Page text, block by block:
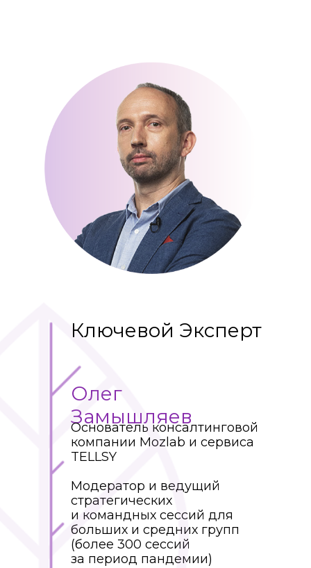
Олег
Замышляев
Основатель консалтинговой
компании Mozlab и сервиса
TELLSY
Модератор и ведущий
стратегических
и командных сессий для
больших и средних групп
(более 300 сессий
за период пандемии)
Ключевой Эксперт